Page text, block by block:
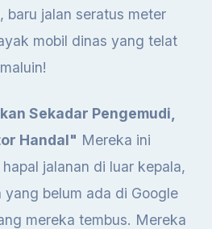
baru jalan seratus meter
mobil dinas yang telat
Sekadar Pengemudi,
Handal" Mereka ini
jalanan di luar kepala,
yang belum ada di Google
mereka tembus. Mereka